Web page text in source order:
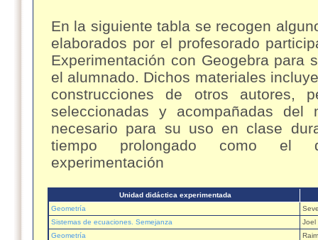
En la siguiente tabla se recogen
elaborados por el profesorado
Experimentación con Geogebra para
el alumnado. Dichos materiales
construcciones de otros autores,
seleccionadas y acompañadas del
necesario para su uso en clase
tiempo prolongado como el
experimentación
Unidad didáctica experimentada
Geometría
Sistemas de ecuaciones. Semejanza
Joel
Geometría